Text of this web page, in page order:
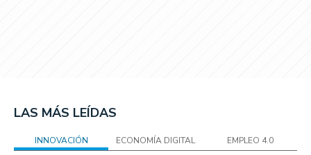
LAS MÁS LEÍDAS
INNOVACIÓN ECONOMÍA DIGITAL EMPLEO 4.0